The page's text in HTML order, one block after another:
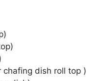
chafing dish roll top )